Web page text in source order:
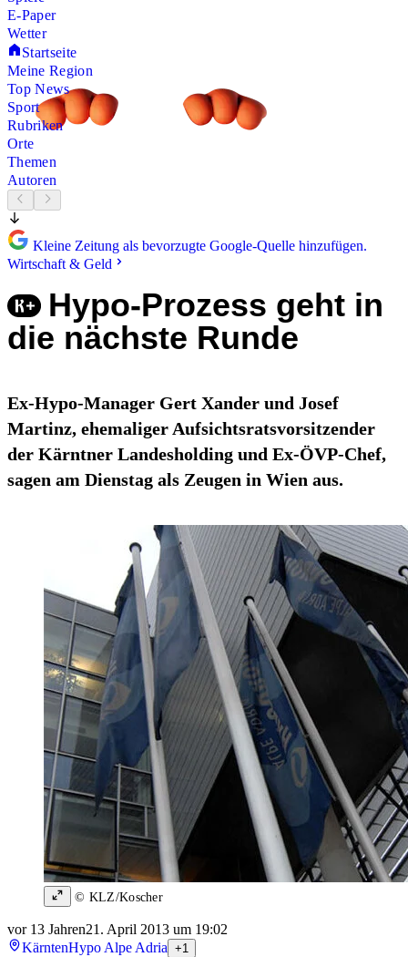
E-Paper
Wetter
Startseite
Meine Region
Top News
Sport
Rubriken
Orte
Themen
Autoren
Kleine Zeitung als bevorzugte Google-Quelle hinzufügen.
Wirtschaft & Geld
Hypo-Prozess geht in
die nächste Runde
Ex-Hypo-Manager Gert Xander und Josef
Martinz, ehemaliger Aufsichtsratsvorsitzender
der Kärntner Landesholding und Ex-ÖVP-Chef,
sagen am Dienstag als Zeugen in Wien aus.
© KLZ/Koscher
vor 13 Jahren21. April 2013 um 19:02
KärntenHypo Alpe Adria +1